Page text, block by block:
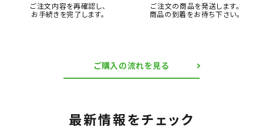
ご注文内容を再確認し、
お手続きを完了します。
ご注文の商品を発送します。
商品の到着をお待ち下さい。
ご購入の流れを見る
最新情報をチェック